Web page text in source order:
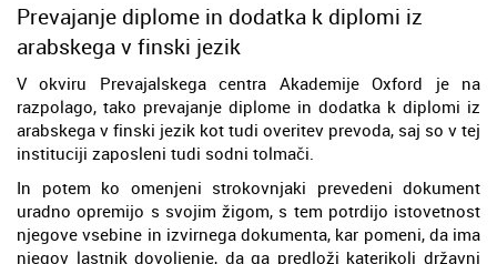
Prevajanje diplome in dodatka k diplomi iz
arabskega v finski jezik
V okviru Prevajalskega centra Akademije Oxford je na
razpolago, tako prevajanje diplome in dodatka k diplomi iz
arabskega v finski jezik kot tudi overitev prevoda, saj so v tej
instituciji zaposleni tudi sodni tolmači.
In potem ko omenjeni strokovnjaki prevedeni dokument
uradno opremijo s svojim žigom, s tem potrdijo istovetnost
njegove vsebine in izvirnega dokumenta, kar pomeni, da ima
njegov lastnik dovoljenje, da ga predloži katerikoli državni